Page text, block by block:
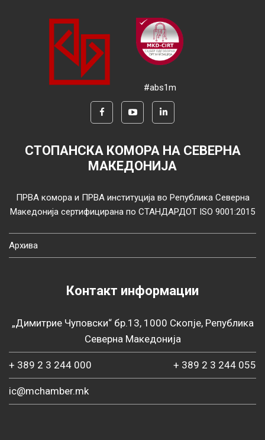
#abs1m
СТОПАНСКА КОМОРА НА СЕВЕРНА
МАКЕДОНИЈА
ПРВА комора и ПРВА институција во Република Северна
Македонија сертифицирана по СТАНДАРДОТ ISO 9001:2015
Архива
Контакт информации
„Димитрие Чуповски“ бр.13, 1000 Скопје, Република
Северна Македонија
+ 389 2 3 244 000 + 389 2 3 244 055
ic@mchamber.mk